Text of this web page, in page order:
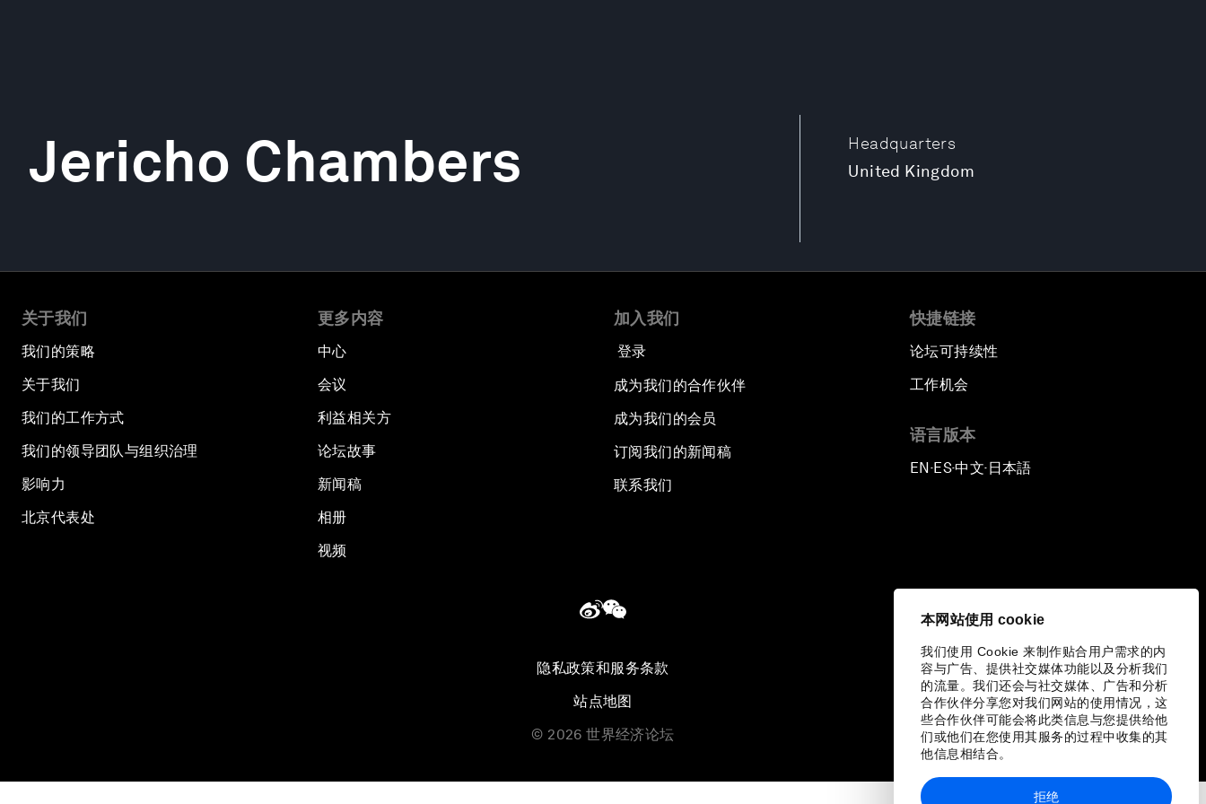
本网站使用 cookie
我们使用 Cookie 来制作贴合用户需求的内
容与广告、提供社交媒体功能以及分析我们
的流量。我们还会与社交媒体、广告和分析
合作伙伴分享您对我们网站的使用情况，这
些合作伙伴可能会将此类信息与您提供给他
们或他们在您使用其服务的过程中收集的其
他信息相结合。
拒绝
Headquarters
United Kingdom
Jericho Chambers
关于我们
我们的策略
关于我们
我们的工作方式
我们的领导团队与组织治理
影响力
北京代表处
更多内容
中心
会议
利益相关方
论坛故事
新闻稿
相册
视频
加入我们
登录
成为我们的合作伙伴
成为我们的会员
订阅我们的新闻稿
联系我们
快捷链接
论坛可持续性
工作机会
语言版本
EN ▪ES▪中文▪ 日本語
隐私政策和服务条款
站点地图
© 2026 世界经济论坛